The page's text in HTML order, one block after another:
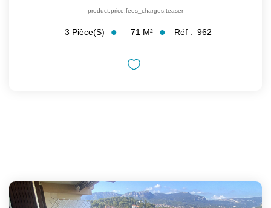
product.price.fees_charges.teaser
3 Pièce(s) 71 M² Réf : 962